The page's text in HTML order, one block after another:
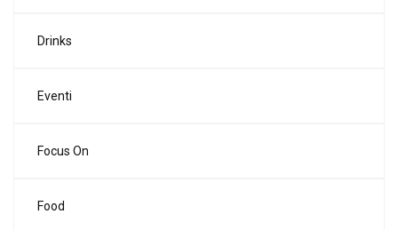
Drinks
Eventi
Focus On
Food